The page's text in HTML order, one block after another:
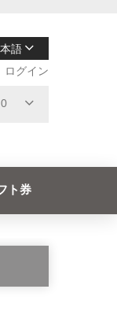
語
ログイン
ト券